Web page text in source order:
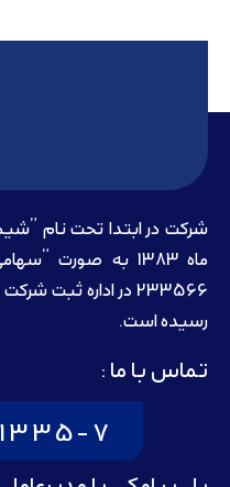
ماه 1383 به
233566 در اداره
رسيده است.
تماس با ما :
7